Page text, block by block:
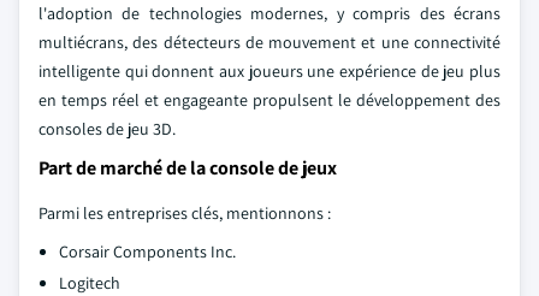
l'adoption de technologies modernes, y compris des écrans
multiécrans, des détecteurs de mouvement et une connectivité
intelligente qui donnent aux joueurs une expérience de jeu plus
en temps réel et engageante propulsent le développement des
consoles de jeu 3D.
Part de marché de la console de jeux
Parmi les entreprises clés, mentionnons :
Corsair Components Inc.
Logitech